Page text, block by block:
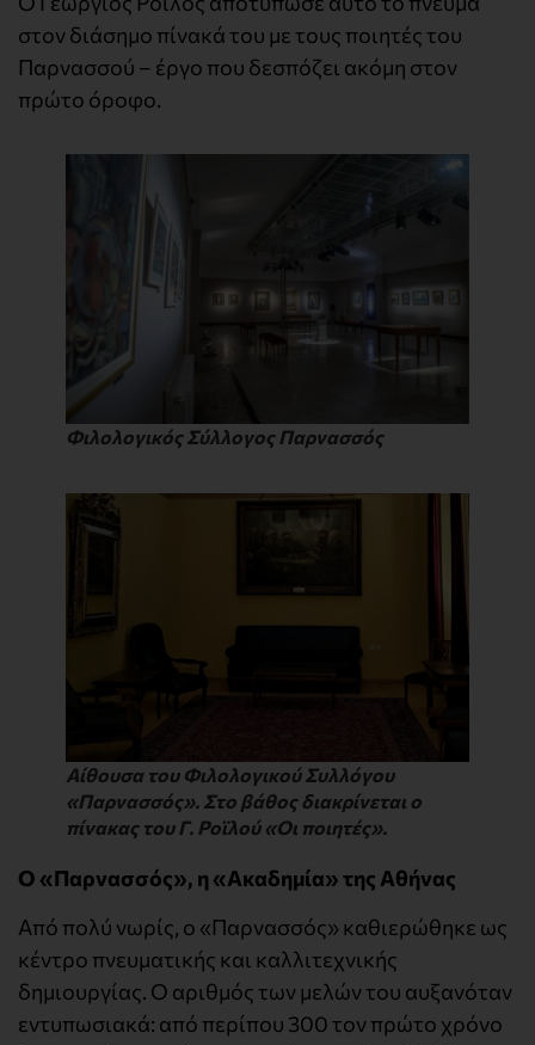
στον διάσημο πίνακά του με τους ποιητές του
Παρνασσού – έργο που δεσπόζει ακόμη στον
πρώτο όροφο.
Φιλολογικός Σύλλογος Παρνασσός
Αίθουσα του Φιλολογικού Συλλόγου
«Παρνασσός». Στο βάθος διακρίνεται ο
πίνακας του Γ. Ροϊλού «Οι ποιητές».
Ο «Παρνασσός», η «Ακαδημία» της Αθήνας
Από πολύ νωρίς, ο «Παρνασσός» καθιερώθηκε ως
κέντρο πνευματικής και καλλιτεχνικής
δημιουργίας. Ο αριθμός των μελών του αυξανόταν
εντυπωσιακά: από περίπου 300 τον πρώτο χρόνο